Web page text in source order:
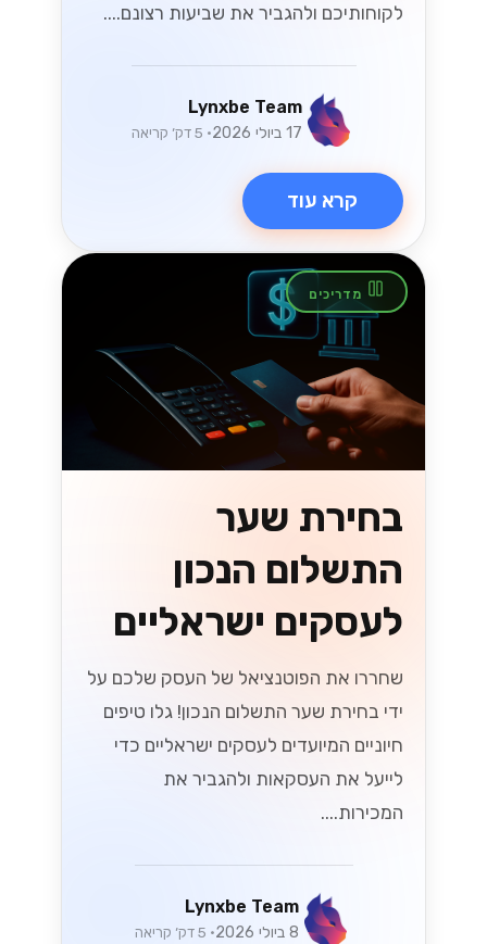
לקוחותיכם ולהגביר את שביעות רצונם....
Lynxbe Team
17 ביולי 2026 • 5 דק׳ קריאה
קרא עוד
מדריכים
בחירת שער
התשלום הנכון
לעסקים ישראליים
שחררו את הפוטנציאל של העסק שלכם על
ידי בחירת שער התשלום הנכון! גלו טיפים
חיוניים המיועדים לעסקים ישראליים כדי
לייעל את העסקאות ולהגביר את
המכירות....
Lynxbe Team
8 ביולי 2026 • 5 דק׳ קריאה